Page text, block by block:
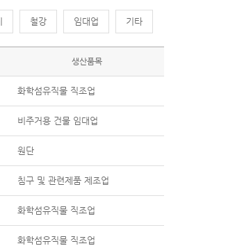
철강 임대업 기타
생산품목
화학섬유직물 직조업
비주거용 건물 임대업
원단
침구 및 관련제품 제조업
화학섬유직물 직조업
화학섬유직물 직조업